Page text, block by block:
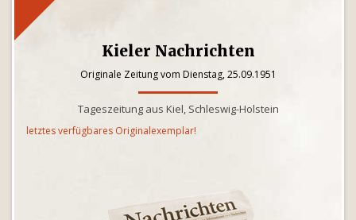
Kieler Nachrichten
Originale Zeitung vom Dienstag, 25.09.1951
Tageszeitung aus Kiel, Schleswig-Holstein
letztes verfügbares Originalexemplar!